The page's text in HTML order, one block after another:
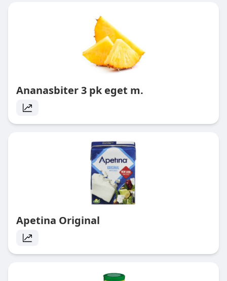
Ananasbiter 3 pk eget m.
Apetina Original